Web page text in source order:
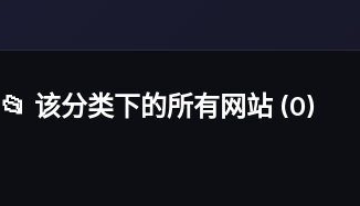
📂 该分类下的所有网站 (0)